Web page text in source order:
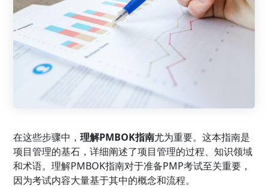
在这些步骤中，理解PMBOK指南尤为重要。这本指南是
项目管理的基石，详细阐述了项目管理的过程、知识领域
和术语。理解PMBOK指南对于准备PMP考试至关重要，
因为考试内容大量基于其中的概念和流程。